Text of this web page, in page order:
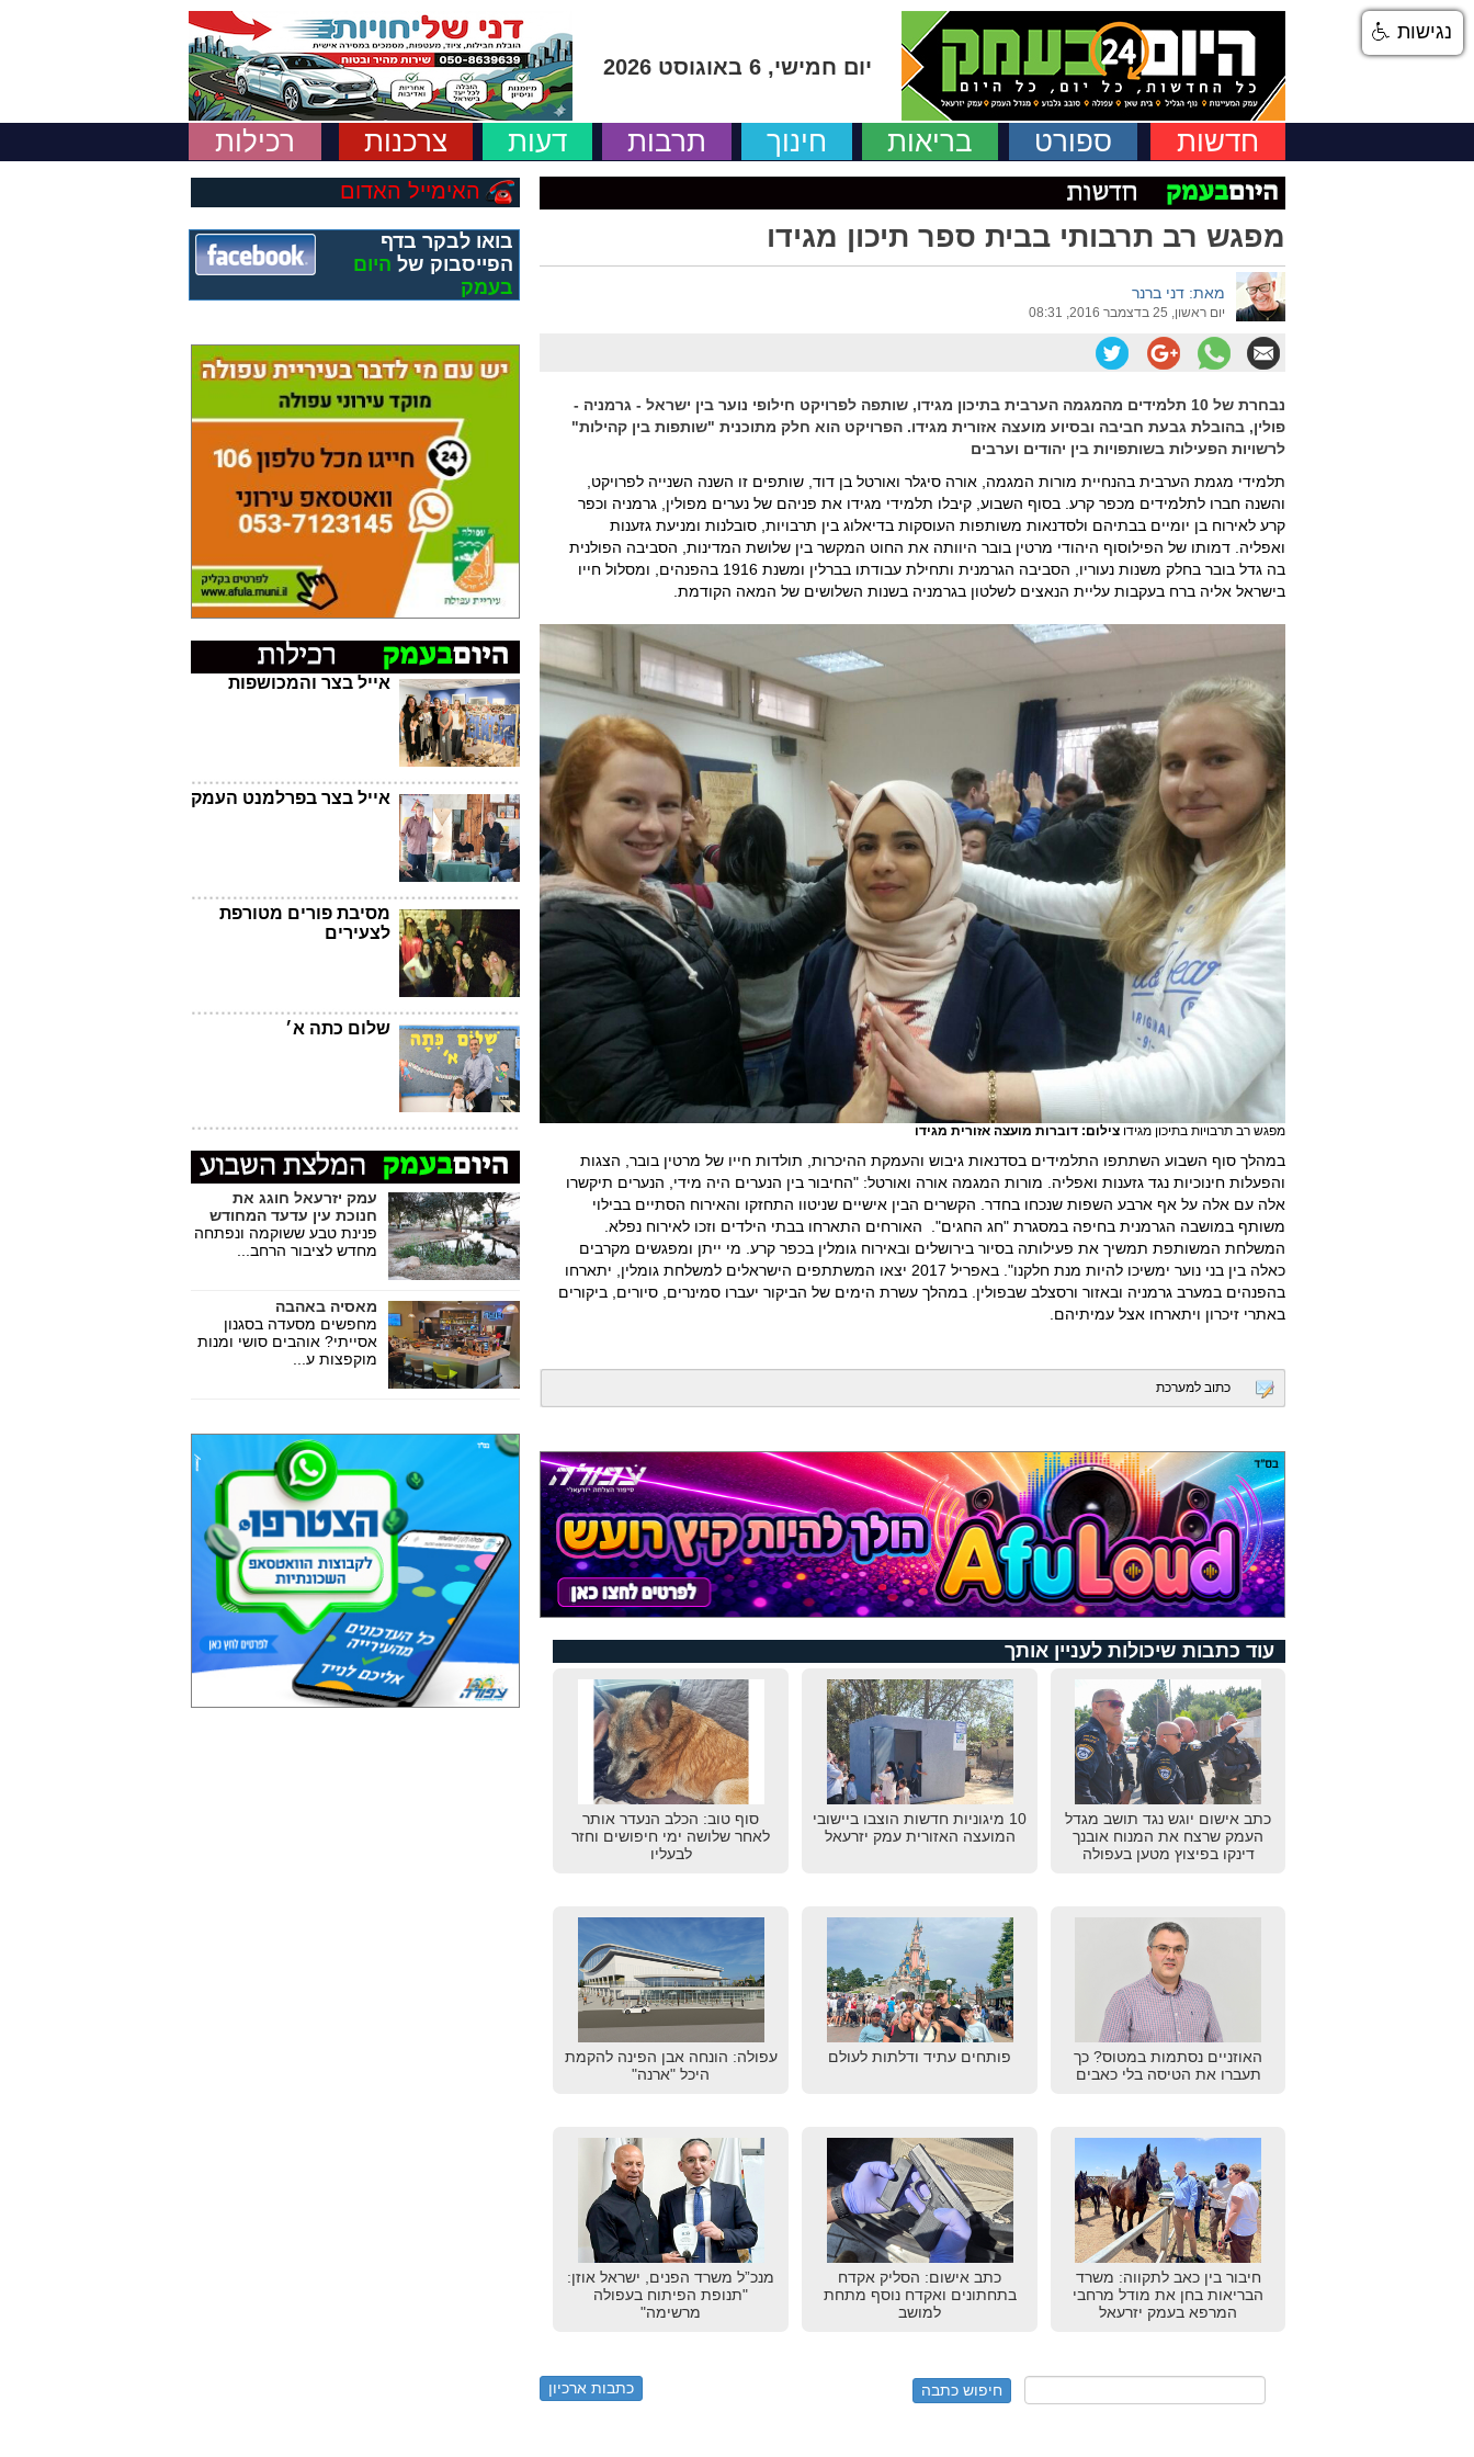
יום חמישי, 6 באוגוסט 2026
חדשות ספורט בריאות חינוך תרבות דעות צרכנות רכילות
מפגש רב תרבותי בבית ספר תיכון מגידו
מאת: דני ברנר
יום ראשון, 25 בדצמבר 2016, 08:31
נבחרת של 10 תלמידים מהמגמה הערבית בתיכון מגידו, שותפה לפרויקט חילופי נוער בין ישראל - גרמניה -
פולין, בהובלת גבעת חביבה ובסיוע מועצה אזורית מגידו. הפרויקט הוא חלק מתוכנית "שותפות בין קהילות"
לרשויות הפעילות בשותפויות בין יהודים וערבים
תלמידי מגמת הערבית בהנחיית מורות המגמה, אורה סיגלר ואורטל בן דוד, שותפים זו השנה השנייה לפרויקט,
והשנה חברו לתלמידים מכפר קרע. בסוף השבוע, קיבלו תלמידי מגידו את פניהם של נערים מפולין, גרמניה וכפר
קרע לאירוח בן יומיים בבתיהם ולסדנאות משותפות העוסקות בדיאלוג בין תרבויות, סובלנות ומניעת גזענות
ואפליה. דמותו של הפילוסוף היהודי מרטין בובר היוותה את החוט המקשר בין שלושת המדינות, הסביבה הפולנית
בה גדל בובר בחלק משנות נעוריו, הסביבה הגרמנית ותחילת עבודתו בברלין ומשנת 1916 בהפנהים, ומסלול חייו
בישראל אליה ברח בעקבות עליית הנאצים לשלטון בגרמניה בשנות השלושים של המאה הקודמת.
מפגש רב תרבויות בתיכון מגידו צילום: דוברות מועצה אזורית מגידו
במהלך סוף השבוע השתתפו התלמידים בסדנאות גיבוש והעמקת ההיכרות, תולדות חייו של מרטין בובר, הצגות
והפעלות חינוכיות נגד גזענות ואפליה. מורות המגמה אורה ואורטל: "החיבור בין הנערים היה מידי, הנערים תיקשרו
אלה עם אלה על אף ארבע השפות שנכחו בחדר. הקשרים הבין אישיים שניטוו התחזקו והאירוח הסתיים בבילוי
משותף במושבה הגרמנית בחיפה במסגרת "חג החגים". האורחים התארחו בבתי הילדים וזכו לאירוח נפלא.
המשלחת המשותפת תמשיך את פעילותה בסיור בירושלים ובאירוח גומלין בכפר קרע. מי ייתן ומפגשים מקרבים
כאלה בין בני נוער ימשיכו להיות מנת חלקנו". באפריל 2017 יצאו המשתתפים הישראלים למשלחת גומלין, יתארחו
בהפנהים במערב גרמניה ובאזור ורסצלב שבפולין. במהלך עשרת הימים של הביקור יעברו סמינרים, סיורים, ביקורים
באתרי זיכרון ויתארחו אצל עמיתיהם.
כתוב למערכת
עוד כתבות שיכולות לעניין אותך
כתב אישום יוגש נגד תושב מגדל
העמק שרצח את המנוח אובנך
דינקו בפיצוץ מטען בעפולה
10 מיגוניות חדשות הוצבו ביישובי
המועצה האזורית עמק יזרעאל
סוף טוב: הכלב הנעדר אותר
לאחר שלושה ימי חיפושים וחזר
לבעליו
האוזניים נסתמות במטוס? כך
תעברו את הטיסה בלי כאבים
פותחים עתיד ודלתות לעולם
עפולה: הונחה אבן הפינה להקמת
היכל "ארנה"
חיבור בין כאב לתקווה: משרד
הבריאות בחן את מודל מרחבי
המרפא בעמק יזרעאל
כתב אישום: הסליק אקדח
בתחתונים ואקדח נוסף מתחת
למושב
מנכ”ל משרד הפנים, ישראל אוזן:
"תנופת הפיתוח בעפולה
מרשימה"
כתבות ארכיון
האימייל האדום
בואו לבקר בדף
הפייסבוק של היום
בעמק
אייל בצר והמכושפות
אייל בצר בפרלמנט העמק
מסיבת פורים מטורפת
לצעירים
שלום כתה א׳
עמק יזרעאל חוגג את
חנוכת עין עדעד המחודש
פנינת טבע ששוקמה ונפתחה
מחדש לציבור הרחב...
מאסיה באהבה
מחפשים מסעדה בסגנון
אסייתי? אוהבים סושי ומנות
מוקפצות ע...
נגישות